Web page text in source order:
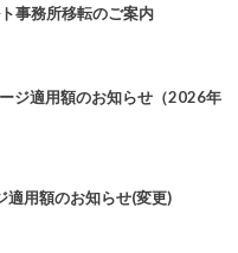
事務所移転のご案内
ジ適用額のお知らせ（2026年
用額のお知らせ(変更)